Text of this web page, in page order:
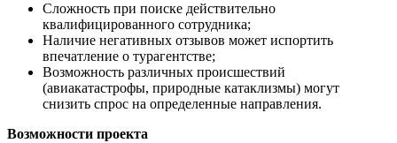
Сложность при поиске действительно
квалифицированного сотрудника;
Наличие негативных отзывов может испортить
впечатление о турагентстве;
Возможность различных происшествий
(авиакатастрофы, природные катаклизмы) могут
снизить спрос на определенные направления.
Возможности проекта